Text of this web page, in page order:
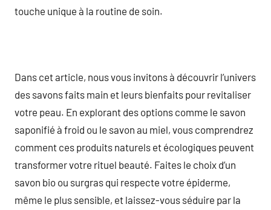
touche unique à la routine de soin.
Dans cet article, nous vous invitons à découvrir l’univers
des savons faits main et leurs bienfaits pour revitaliser
votre peau. En explorant des options comme le savon
saponifié à froid ou le savon au miel, vous comprendrez
comment ces produits naturels et écologiques peuvent
transformer votre rituel beauté. Faites le choix d’un
savon bio ou surgras qui respecte votre épiderme,
même le plus sensible, et laissez-vous séduire par la